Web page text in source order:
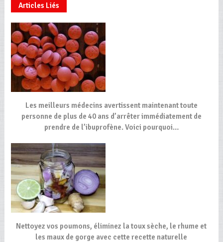
Articles Liés
Les meilleurs médecins avertissent maintenant toute
personne de plus de 40 ans d’arrêter immédiatement de
prendre de l’ibuprofène. Voici pourquoi…
Nettoyez vos poumons, éliminez la toux sèche, le rhume et
les maux de gorge avec cette recette naturelle